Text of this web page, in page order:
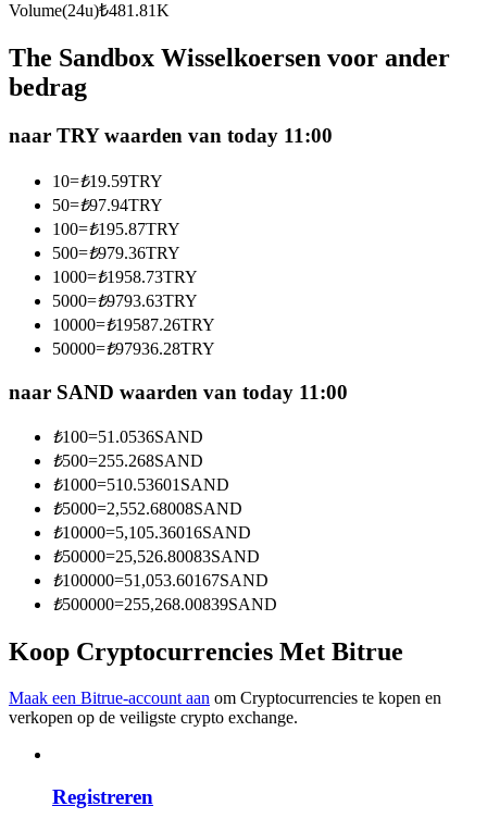
Geniet van winstdeling en copy trading commissies
Big data-analyse inclusief handelsinformatie, enz.
Futures-startgids
Volume(24u)₺481.81K
The Sandbox Wisselkoersen voor ander
bedrag
naar TRY waarden van today 11:00
10=₺19.59TRY
50=₺97.94TRY
100=₺195.87TRY
500=₺979.36TRY
1000=₺1958.73TRY
5000=₺9793.63TRY
10000=₺19587.26TRY
50000=₺97936.28TRY
naar SAND waarden van today 11:00
₺100=51.0536SAND
₺500=255.268SAND
₺1000=510.53601 SAND
₺5000=2,552.68008SAND
₺10000=5,105.36016SAND
₺50000=25,526.80083SAND
₺100000=51,053.60167SAND
₺500000=255,268.00839SAND
Koop Cryptocurrencies Met Bitrue
Maak een Bitrue-account aan om Cryptocurrencies te kopen en
verkopen op de veiligste crypto exchange.
Registreren